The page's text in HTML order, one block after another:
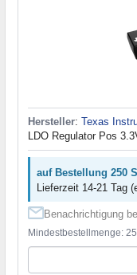
Hersteller: Texas
LDO Regulator Pos
auf Bestellung 250
Lieferzeit 14-21 Tag
Benachrichtigung
Mindestbestellmenge: